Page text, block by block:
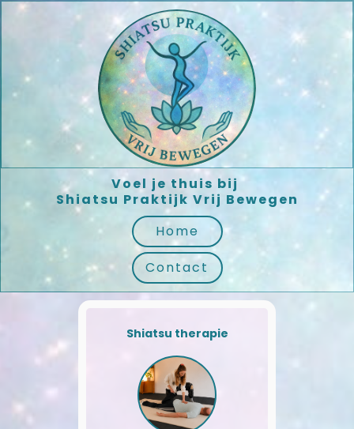
Voel je thuis bij
Shiatsu Praktijk Vrij Bewegen
Home
Contact
Shiatsu therapie